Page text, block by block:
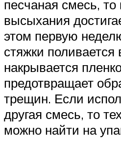
песчаная смесь,
высыхания
этом первую
стяжки поливается
накрывается
предотвращает
трещин. Если
другая смесь, то
можно найти на